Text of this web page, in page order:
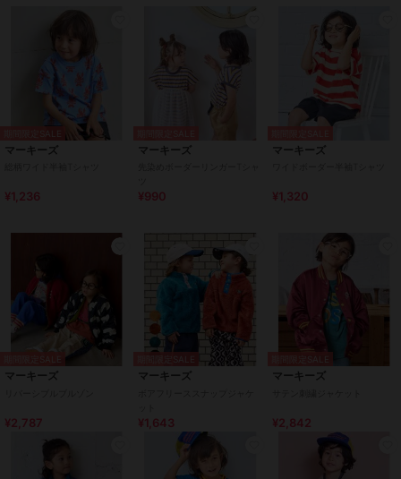
期間限定SALE
マーキーズ
¥1,236
マーキーズ
¥990
マーキーズ
¥1,320
マーキーズ
¥2,787
マーキーズ
¥1,643
マーキーズ
¥2,842